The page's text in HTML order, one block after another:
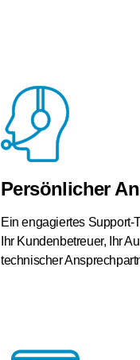
Persönlicher
Ein engagiertes Support-
Ihr Kundenbetreuer, Ihr
technischer